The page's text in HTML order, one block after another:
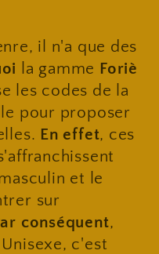
il n'a que des
la gamme Foriè
les codes de la
pour proposer
En effet, ces
et le
sur
conséquent,
c'est